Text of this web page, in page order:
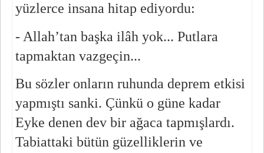
yüzlerce insana hitap ediyordu:
- Allah’tan başka ilâh yok... Putlara
tapmaktan vazgeçin...
Bu sözler onların ruhunda deprem etkisi
yapmıştı sanki. Çünkü o güne kadar
Eyke denen dev bir ağaca tapmışlardı.
Tabiattaki bütün güzelliklerin ve